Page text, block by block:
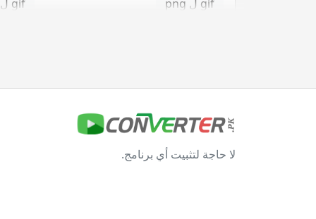
gif ل png gif ل svg
jpg محول
jpg ل bmp
jpg ل gif
لا حاجة لتثبيت أي برنامج.